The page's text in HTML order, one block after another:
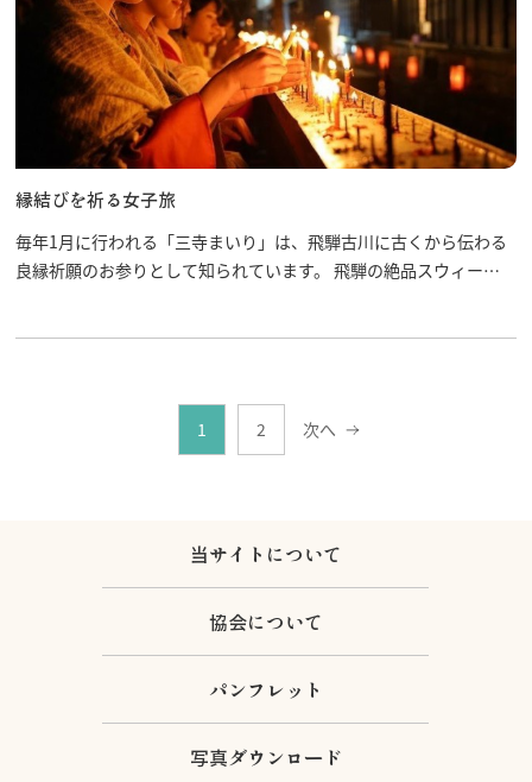
縁結びを祈る女子旅
毎年1月に行われる「三寺まいり」は、飛騨古川に古くから伝わる
良縁祈願のお参りとして知られています。 飛騨の絶品スウィーツ
1 2 次へ
当サイトについて
協会について
パンフレット
写真ダウンロード